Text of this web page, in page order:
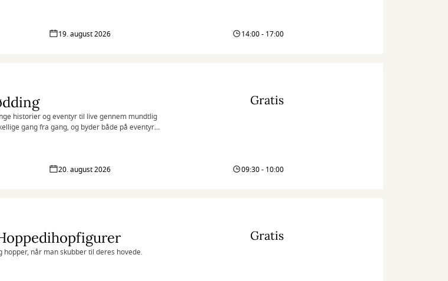
19. august 2026 14:00 - 17:00
historier og eventyr til live gennem mundtlig
gang fra gang, og byder både på eventyr,
Gratis
20. august 2026 09:30 - 10:00
når man skubber til deres hovede.
Gratis